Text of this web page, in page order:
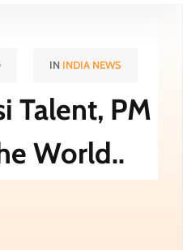
IN INDIA NEWS
Talent, PM
World..